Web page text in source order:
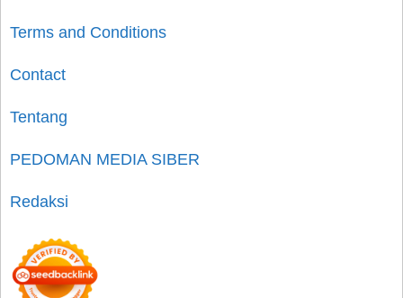
Terms and Conditions
Contact
Tentang
PEDOMAN MEDIA SIBER
Redaksi